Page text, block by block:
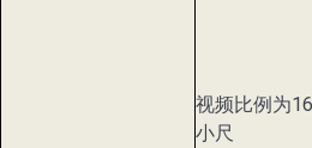
视频比例为
小尺